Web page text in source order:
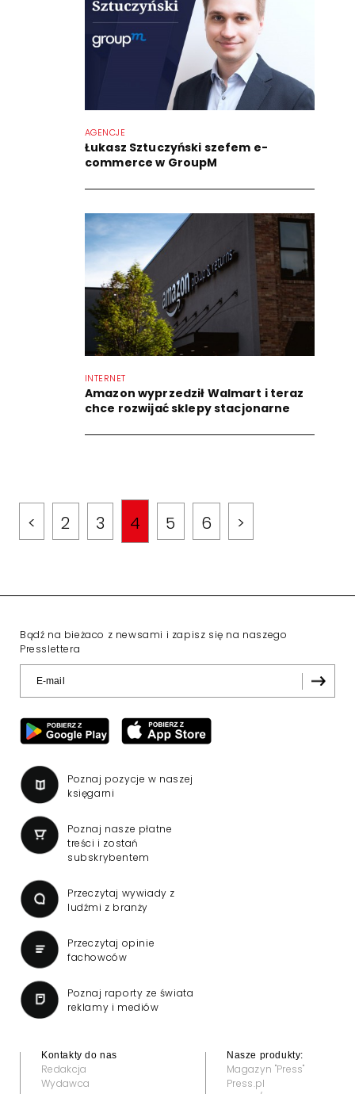
AGENCJE
Łukasz Sztuczyński szefem e-
commerce w GroupM
INTERNET
Amazon wyprzedził Walmart i teraz
chce rozwijać sklepy stacjonarne
< 2 3 4 5 6 >
Bądź na bieżaco z newsami i zapisz się na naszego
Presslettera
Poznaj pozycje w naszej
księgarni
Poznaj nasze płatne
treści i zostań
subskrybentem
Przeczytaj wywiady z
ludźmi z branży
Przeczytaj opinie
fachowców
Poznaj raporty ze świata
reklamy i mediów
Kontakty do nas
Redakcja
Wydawca
Nasze produkty:
Magazyn "Press"
Press.pl